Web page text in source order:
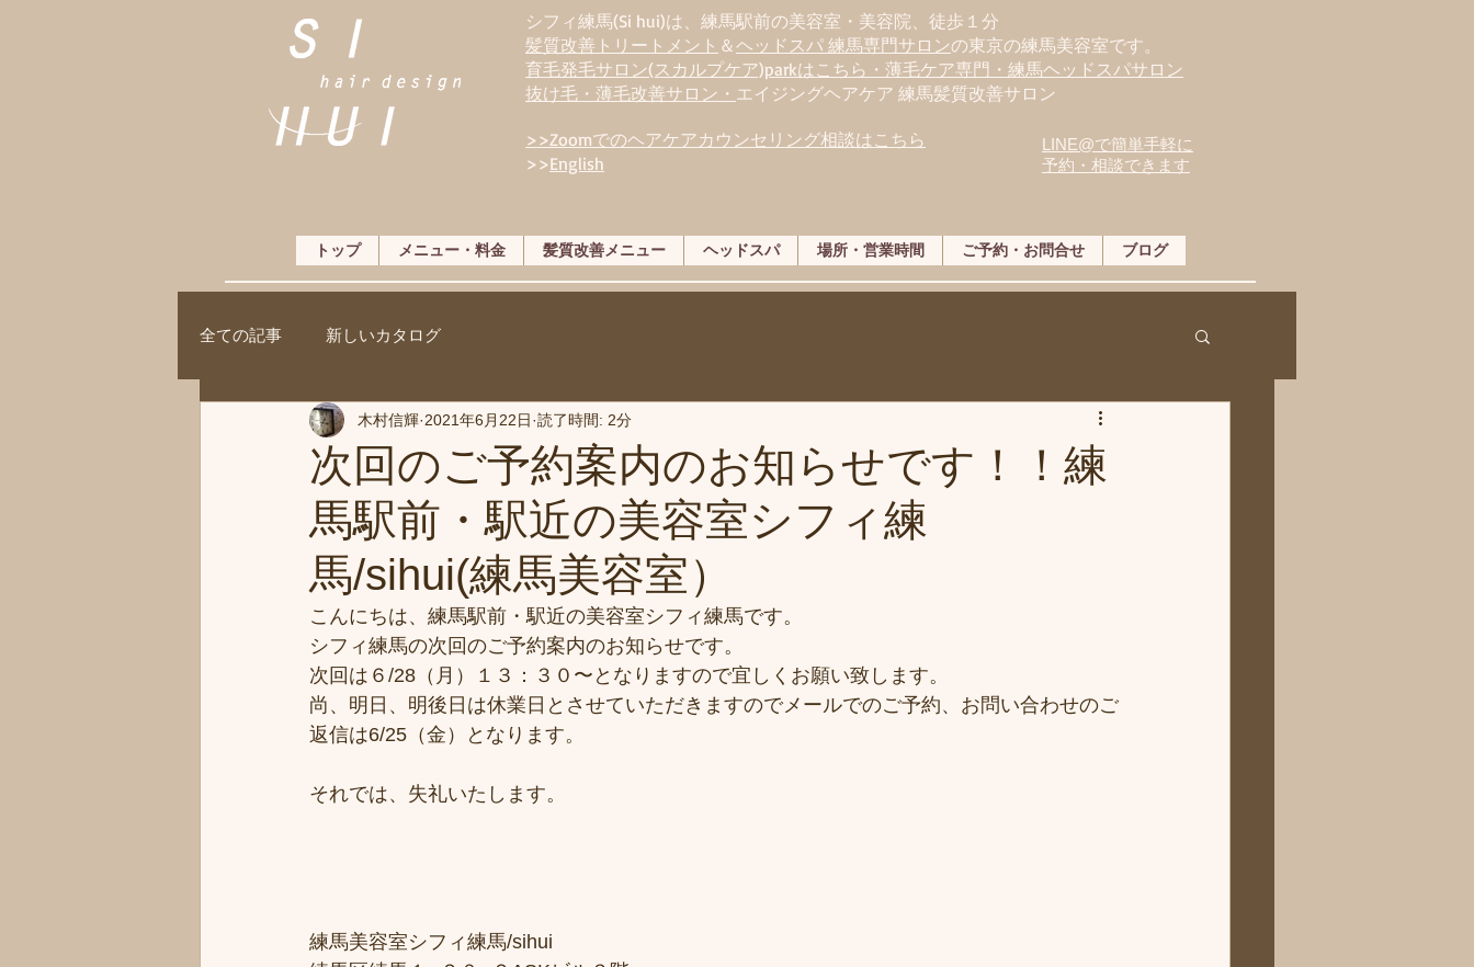
シフィ練馬(Si hui)は、 練馬駅前の美容室・美容院、徒歩１分
髪質改善トリートメント ＆ヘッドスパ 練馬専門サロンの東京の練馬美容室です。
育毛発毛サロン(スカルプケア)parkはこちら・薄毛ケア専門・練馬ヘッドスパサロン
抜け毛・薄毛改善サロン・ エイジングヘアケア 練馬髪質改善サロン
>>Zoomでのヘアケアカウンセリング相談はこちら
>>English
LINE@で簡単手軽に
予約・相談できます
トップ メニュー・料金 髪質改善メニュー ヘッドスパ 場所・営業時間 ご予約・お問合せ ブログ
全ての記事 新しいカタログ
次回のご予約案内のお知らせです！！練
馬駅前・駅近の美容室シフィ練
馬/sihui(練馬美容室）
木村信輝 2021年6月22日 読了時間: 2分
こんにちは、練馬駅前・駅近の美容室シフィ練馬です。
シフィ練馬の次回のご予約案内のお知らせです。
次回は６/28（月）１３：３０〜となりますので宜しくお願い致します。
尚、明日、明後日は休業日とさせていただきますのでメールでのご予約、お問い合わせのご
返信は6/25（金）となります。
それでは、失礼いたします。
練馬美容室シフィ練馬/sihui